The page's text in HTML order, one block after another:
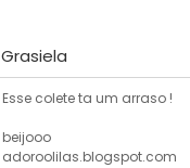
Grasiela
Esse colete ta um arraso !
beijooo
adoroolilas.blogspot.com